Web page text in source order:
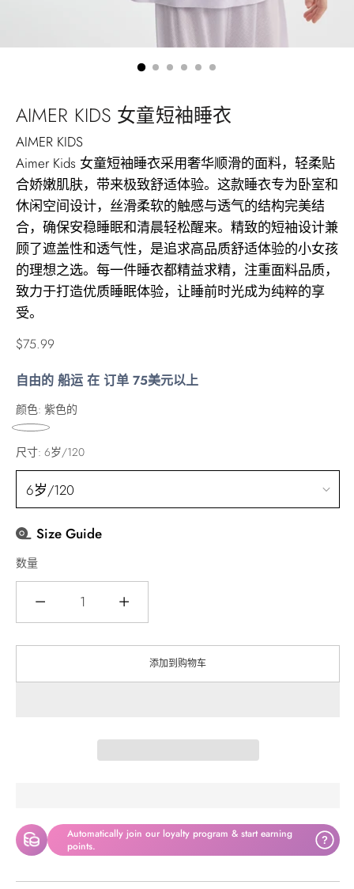
AIMER KIDS 女童短袖睡衣
AIMER KIDS
Aimer Kids 女童短袖睡衣采用奢华顺滑的面料，轻柔贴
合娇嫩肌肤，带来极致舒适体验。这款睡衣专为卧室和
休闲空间设计，丝滑柔软的触感与透气的结构完美结
合，确保安稳睡眠和清晨轻松醒来。精致的短袖设计兼
顾了遮盖性和透气性，是追求高品质舒适体验的小女孩
的理想之选。每一件睡衣都精益求精，注重面料品质，
致力于打造优质睡眠体验，让睡前时光成为纯粹的享
受。
正
价
格
$75.99
自由的 船运 在 订单 75美元以上
颜色: 紫色的
尺寸: 6岁/120
Size Guide
数量
添加到购物车
Automatically join our loyalty program & start earning
points.
?